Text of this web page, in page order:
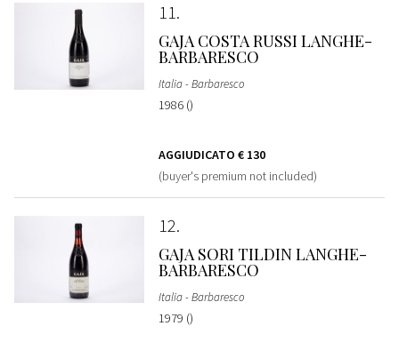
11
GAJA COSTA RUSSI LANGHE-
BARBARESCO
Italia - Barbaresco
1986 ()
AGGIUDICATO € 130
(buyer's premium not included)
12
GAJA SORI TILDIN LANGHE-
BARBARESCO
Italia - Barbaresco
1979 ()